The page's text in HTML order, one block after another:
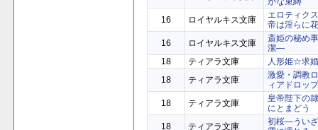
16
ロイヤルキス文庫
エロティク
帝は淫らに
16
ロイヤルキス文庫
斎姫の秘め
潔―
18
ティアラ文庫
人形姫☆求
18
ティアラ文庫
激愛・調教
ィアドロップ
18
ティアラ文庫
皇帝陛下の
にとまどう
18
ティアラ文庫
初桜―うい